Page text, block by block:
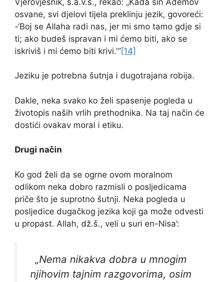
osvane, svi djelovi tijela preklinju jezik, govoreći:
-‘Boj se Allaha radi nas, jer mi smo tamo gdje si
ti; ako budeš ispravan i mi ćemo biti, ako se
iskriviš i mi ćemo biti krivi.'“[14]
Jeziku je potrebna šutnja i dugotrajana robija.
Dakle, neka svako ko želi spasenje pogleda u
životopis naših vrlih prethodnika. Na taj način će
dostići ovakav moral i etiku.
Drugi način
Ko god želi da se ogrne ovom moralnom
odlikom neka dobro razmisli o posljedicama
priče što je suprotno šutnji. Neka pogleda u
posljedice dugačkog jezika koji ga može odvesti
u propast. Allah, dž.š., veli u suri en-Nisa’:
„Nema nikakva dobra u mnogim
njihovim tajnim razgovorima, osim